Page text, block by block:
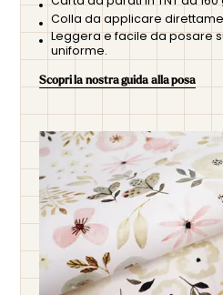
Colla da applicare
Leggera e facile da posare
uniforme.
Scopri la nostra guida alla posa